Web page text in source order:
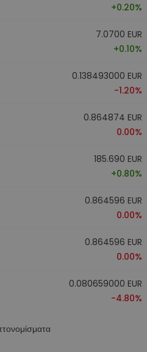
+0.20%
7.0700 EUR
+0.10%
0.138493000 EUR
-1.20%
0.864874 EUR
0.00%
185.690 EUR
+0.80%
0.864596 EUR
0.00%
0.864596 EUR
0.00%
0.080659000 EUR
-4.80%